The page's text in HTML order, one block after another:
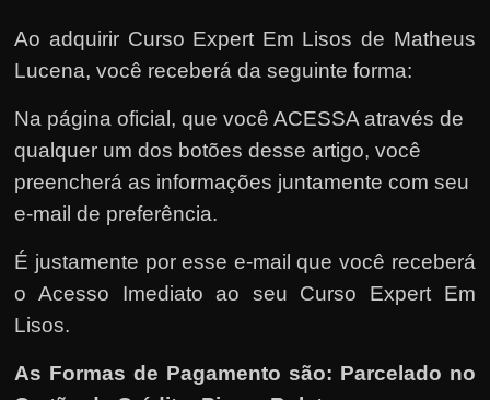
Ao adquirir Curso Expert Em Lisos de Matheus
Lucena, você receberá da seguinte forma:
Na página oficial, que você ACESSA através de
qualquer um dos botões desse artigo, você
preencherá as informações juntamente com seu
e-mail de preferência.
É justamente por esse e-mail que você receberá
o Acesso Imediato ao seu Curso Expert Em
Lisos.
As Formas de Pagamento são: Parcelado no